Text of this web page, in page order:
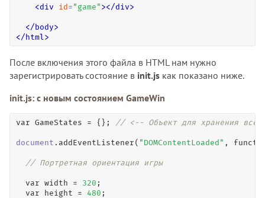
<div id= " game " ></div>
</body>
</html >
После включения этого файла в HTML нам нужно
зарегистрировать состояние в init.js как показано ниже.
init.js: с новым состоянием GameWin
var GameStates = {}; // <-- Объект для хранения всех
document . addEventListener ( "DOMContentLoaded" ,
// Портретная ориентация игры
var width = 320 ;
var height = 480 ;